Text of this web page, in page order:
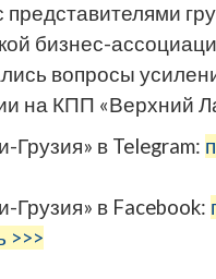
представителями
бизнес-
вопросы
на КПП «Верхний
Грузия» в Telegram:
Грузия» в Facebook:
>>>